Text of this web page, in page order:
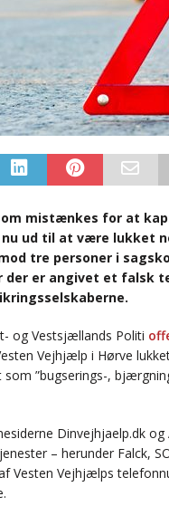
mistænkes for at
nu ud til at være lukket
tre personer i
der er angivet et falsk
og Vestsjællands Politi
Vejhjælp i Hørve
”bugserings-,
Dinvejhjaelp.dk
– herunder Falck,
Vesten Vejhjælps